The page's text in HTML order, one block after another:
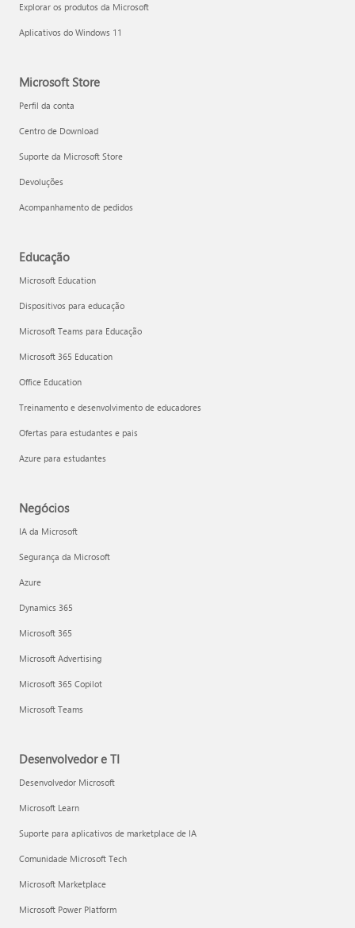
Explorar os produtos da Microsoft
Aplicativos do Windows 11
Microsoft Store
Perfil da conta
Centro de Download
Suporte da Microsoft Store
Devoluções
Acompanhamento de pedidos
Educação
Microsoft Education
Dispositivos para educação
Microsoft Teams para Educação
Microsoft 365 Education
Office Education
Treinamento e desenvolvimento de educadores
Ofertas para estudantes e pais
Azure para estudantes
Negócios
IA da Microsoft
Segurança da Microsoft
Azure
Dynamics 365
Microsoft 365
Microsoft Advertising
Microsoft 365 Copilot
Microsoft Teams
Desenvolvedor e TI
Desenvolvedor Microsoft
Microsoft Learn
Suporte para aplicativos de marketplace de IA
Comunidade Microsoft Tech
Microsoft Marketplace
Microsoft Power Platform